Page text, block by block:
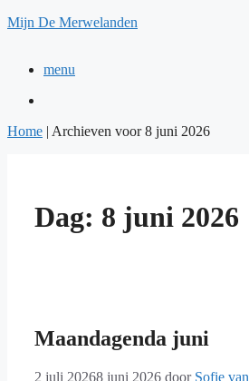
Mijn De Merwelanden
menu
Home | Archieven voor 8 juni 2026
Dag: 8 juni 2026
Maandagenda juni
2 juli 20268 juni 2026 door Sofie van